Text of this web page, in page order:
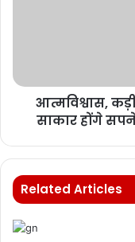
आत्मविश्वास,
साकार होंगे सपने
Related Articles